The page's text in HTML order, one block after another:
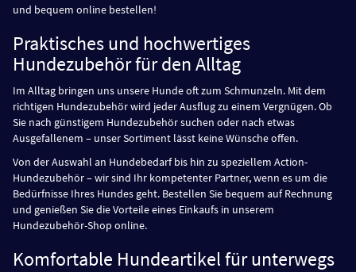
und bequem online bestellen!
Praktisches und hochwertiges
Hundezubehör für den Alltag
Im Alltag bringen uns unsere Hunde oft zum Schmunzeln. Mit dem
richtigen Hundezubehör wird jeder Ausflug zu einem Vergnügen. Ob
Sie nach günstigem Hundezubehör suchen oder nach etwas
Ausgefallenem – unser Sortiment lässt keine Wünsche offen.
Von der Auswahl an Hundebedarf bis hin zu speziellem Action-
Hundezubehör – wir sind Ihr kompetenter Partner, wenn es um die
Bedürfnisse Ihres Hundes geht. Bestellen Sie bequem auf Rechnung
und genießen Sie die Vorteile eines Einkaufs in unserem
Hundezubehör-Shop online.
Komfortable Hundeartikel für unterwegs